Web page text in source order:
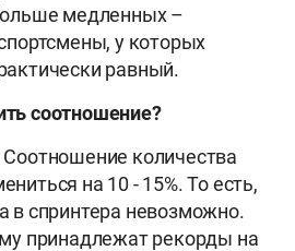
медленных –
у которых
равный.
соотношение?
количества
на 10 - 15%. То есть,
в спринтера невозможно.
принадлежат рекорды на